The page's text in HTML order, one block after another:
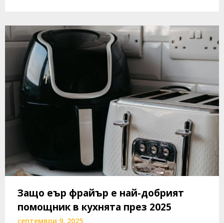
Защо еър фрайър е най-добрият
помощник в кухнята през 2025
септември 9, 2025